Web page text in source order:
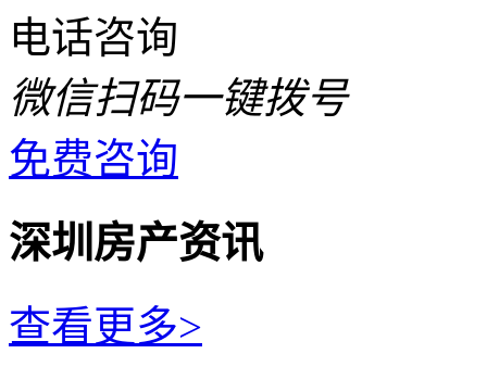
电话咨询
微信扫码一键拨号
免费咨询
深圳房产资讯
查看更多>